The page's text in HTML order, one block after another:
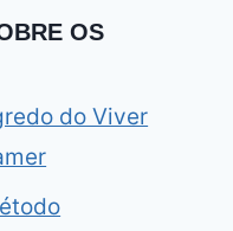
OS
do Viver